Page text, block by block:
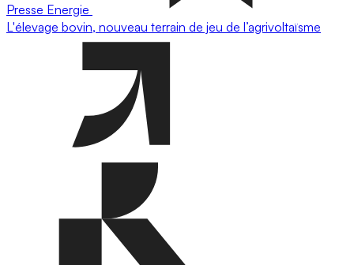
Presse Energie
L'élevage bovin, nouveau terrain de jeu de l’agrivoltaïsme